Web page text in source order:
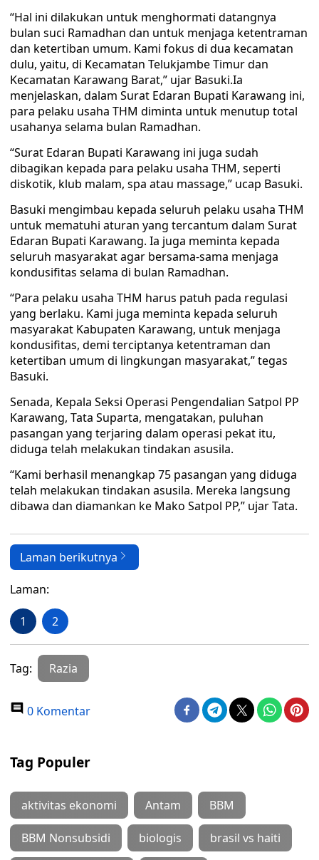
“Hal ini dilakukan untuk menghormati datangnya
bulan suci Ramadhan dan untuk menjaga ketentraman
dan ketertiban umum. Kami fokus di dua kecamatan
dulu, yaitu, di Kecamatan Telukjambe Timur dan
Kecamatan Karawang Barat,” ujar Basuki.Ia
menjelaskan, dalam Surat Edaran Bupati Karawang ini,
para pelaku usaha THM diminta untuk menutup total
usahanya selama bulan Ramadhan.
“Surat Edaran Bupati Karawang ini juga sudah
dibagikan kepada para pelaku usaha THM, seperti
diskotik, klub malam, spa atau massage,” ucap Basuki.
Basuki mengimbau kepada seluruh pelaku usaha THM
untuk mematuhi aturan yang tercantum dalam Surat
Edaran Bupati Karawang. Ia juga meminta kepada
seluruh masyarakat agar bersama-sama menjaga
kondusifitas selama di bulan Ramadhan.
“Para pelaku usaha THM harus patuh pada regulasi
yang berlaku. Kami juga meminta kepada seluruh
masyarakat Kabupaten Karawang, untuk menjaga
kondusifitas, demi terciptanya ketentraman dan
ketertiban umum di lingkungan masyarakat,” tegas
Basuki.
Senada, Kepala Seksi Operasi Pengendalian Satpol PP
Karawang, Tata Suparta, mengatakan, puluhan
pasangan yang terjaring dalam operasi pekat itu,
diduga telah melakukan tindakan asusila.
“Kami berhasil menangkap 75 pasangan yang diduga
telah melakukan tindakan asusila. Mereka langsung
dibawa dan diamankan ke Mako Satpol PP,” ujar Tata.
Laman berikutnya
Laman:
1 2
Tag: Razia
0 Komentar
Tag Populer
aktivitas ekonomi Antam BBM
BBM Nonsubsidi biologis brasil vs haiti